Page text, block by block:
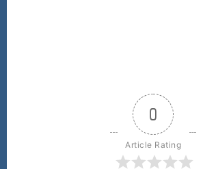
0
Article Rating